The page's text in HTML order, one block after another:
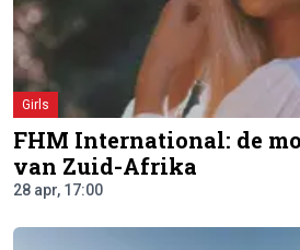
Girls
FHM International: de
van Zuid-Afrika
28 apr, 17:00